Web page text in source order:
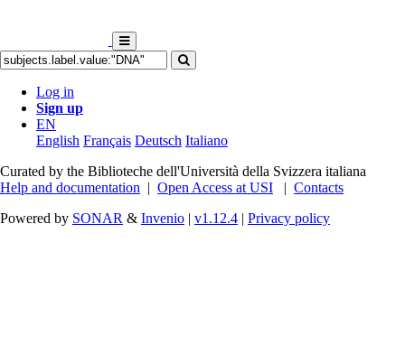
Log in
Sign up
EN
English Français Deutsch Italiano
Curated by the Biblioteche dell'Università della Svizzera italiana
Help and documentation | Open Access at USI | Contacts
Powered by SONAR & Invenio | v1.12.4 | Privacy policy